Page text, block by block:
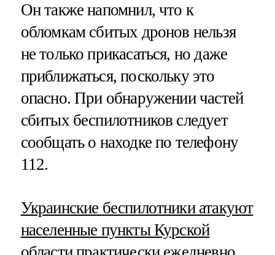
Он также напомнил, что к
обломкам сбитых дронов нельзя
не только прикасаться, но даже
приближаться, поскольку это
опасно. При обнаружении частей
сбитых беспилотников следует
сообщать о находке по телефону
112.
Украинские беспилотники атакуют
населенные пункты Курской